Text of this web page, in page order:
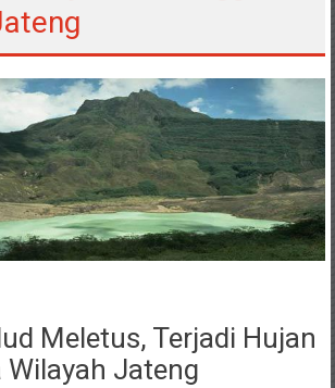
Meletus, Terjadi Hujan
Wilayah Jateng